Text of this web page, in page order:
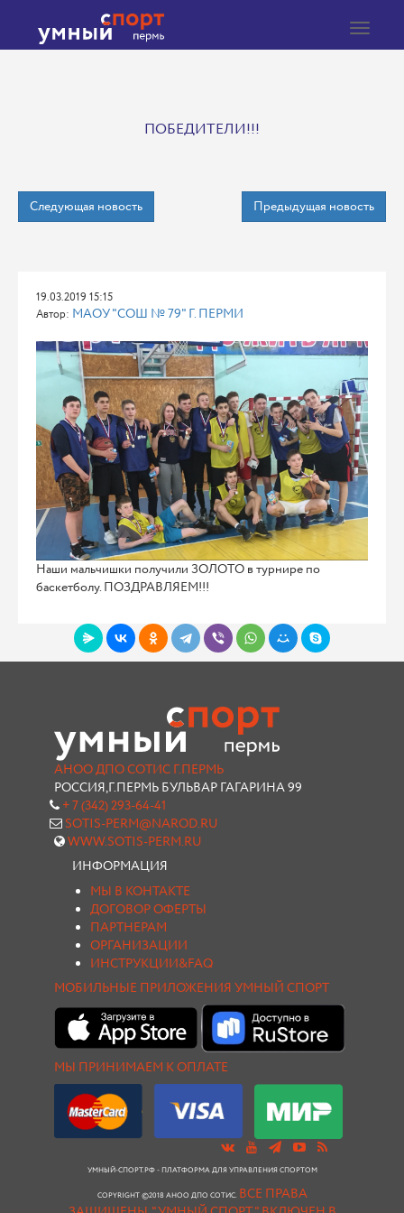
Toggle
ПОБЕДИТЕЛИ!!!
Следующая новость Предыдущая новость
19.03.2019 15:15
Автор: МАОУ "СОШ № 79" Г. ПЕРМИ
Наши мальчишки получили ЗОЛОТО в турнире по
баскетболу. ПОЗДРАВЛЯЕМ!!!
АНОО ДПО СОТИС Г.ПЕРМЬ
РОССИЯ,Г.ПЕРМЬ БУЛЬВАР ГАГАРИНА 99
+ 7 (342) 293-64-41
SOTIS-PERM@NAROD.RU
WWW.SOTIS-PERM.RU
ИНФОРМАЦИЯ
МЫ В КОНТАКТЕ
ДОГОВОР ОФЕРТЫ
ПАРТНЕРАМ
ОРГАНИЗАЦИИ
ИНСТРУКЦИИ&FAQ
МОБИЛЬНЫЕ ПРИЛОЖЕНИЯ УМНЫЙ СПОРТ
МЫ ПРИНИМАЕМ К ОПЛАТЕ
УМНЫЙ-СПОРТ.РФ - ПЛАТФОРМА ДЛЯ УПРАВЛЕНИЯ СПОРТОМ
COPYRIGHT ©2018 АНОО ДПО СОТИС. ВСЕ ПРАВА